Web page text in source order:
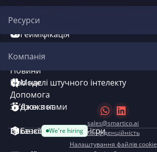
Гейміфікація
Система бонусів
Моделі штучного інтелекту
Джекпот
Безкоштовні міні-ігри
Ресурси
Новини
Допомога
Компанія
Про нас
Зв’язок з нами
Вакансії We're hiring
Налаштування файлів cookie
Конфіденційність
sales@smartico.ai